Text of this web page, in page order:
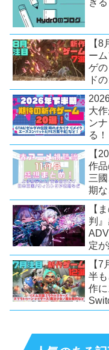
ぎ
【
ー
ゲ
ド
盛
【
大
ン
る
【
作
三
期
い
【
判
定
ス
【
半
作